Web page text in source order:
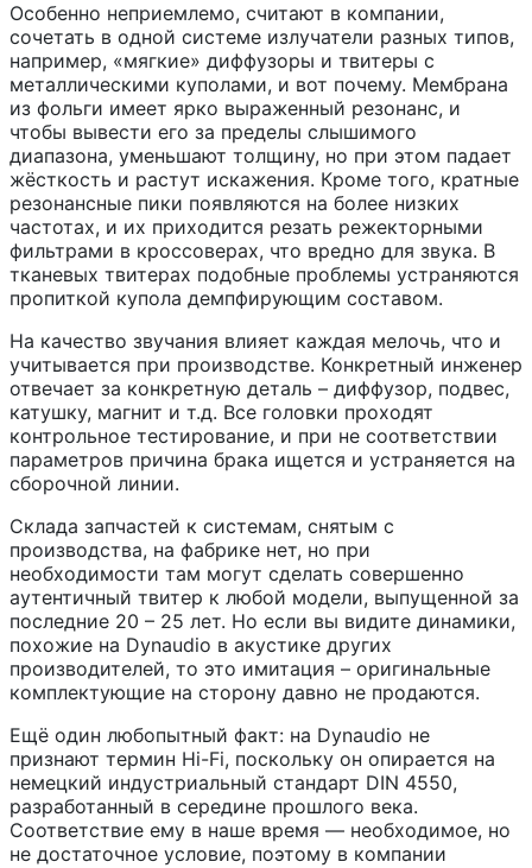
Особенно неприемлемо, считают в компании,
сочетать в одной системе излучатели разных типов,
например, «мягкие» диффузоры и твитеры с
металлическими куполами, и вот почему. Мембрана
из фольги имеет ярко выраженный резонанс, и
чтобы вывести его за пределы слышимого
диапазона, уменьшают толщину, но при этом падает
жёсткость и растут искажения. Кроме того, кратные
резонансные пики появляются на более низких
частотах, и их приходится резать режекторными
фильтрами в кроссоверах, что вредно для звука. В
тканевых твитерах подобные проблемы устраняются
пропиткой купола демпфирующим составом.
На качество звучания влияет каждая мелочь, что и
учитывается при производстве. Конкретный инженер
отвечает за конкретную деталь – диффузор, подвес,
катушку, магнит и т.д. Все головки проходят
контрольное тестирование, и при не соответствии
параметров причина брака ищется и устраняется на
сборочной линии.
Склада запчастей к системам, снятым с
производства, на фабрике нет, но при
необходимости там могут сделать совершенно
аутентичный твитер к любой модели, выпущенной за
последние 20 – 25 лет. Но если вы видите динамики,
похожие на Dynaudio в акустике других
производителей, то это имитация – оригинальные
комплектующие на сторону давно не продаются.
Ещё один любопытный факт: на Dynaudio не
признают термин Hi-Fi, поскольку он опирается на
немецкий индустриальный стандарт DIN 4550,
разработанный в середине прошлого века.
Соответствие ему в наше время — необходимое, но
не достаточное условие, поэтому в компании